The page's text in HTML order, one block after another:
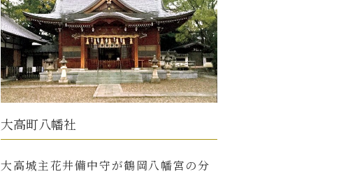
大高町八幡社
大高城主花井備中守が鶴岡八幡宮の分